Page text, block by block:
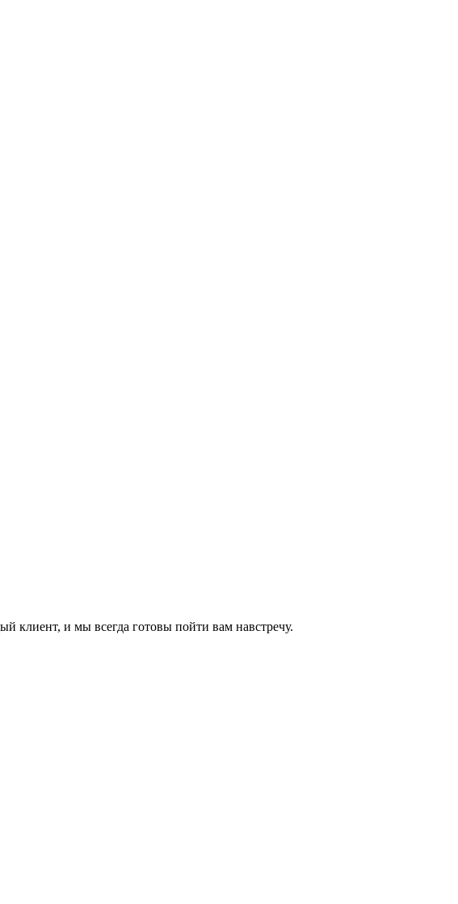
клиент, и мы всегда готовы пойти вам навстречу.